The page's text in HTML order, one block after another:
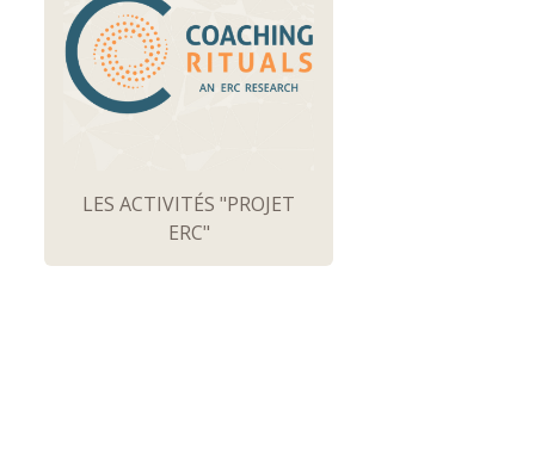
LES ACTIVITÉS "PROJET
ERC"